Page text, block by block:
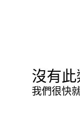
沒有此
我們很快